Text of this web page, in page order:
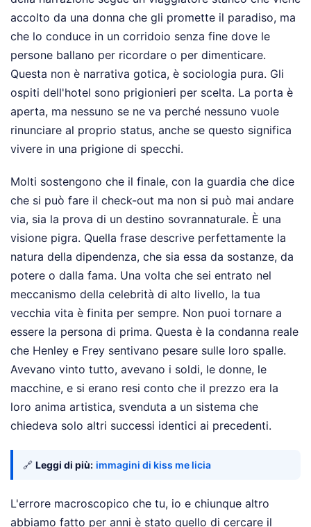
accolto da una donna che gli promette il paradiso, ma
che lo conduce in un corridoio senza fine dove le
persone ballano per ricordare o per dimenticare.
Questa non è narrativa gotica, è sociologia pura. Gli
ospiti dell'hotel sono prigionieri per scelta. La porta è
aperta, ma nessuno se ne va perché nessuno vuole
rinunciare al proprio status, anche se questo significa
vivere in una prigione di specchi.
Molti sostengono che il finale, con la guardia che dice
che si può fare il check-out ma non si può mai andare
via, sia la prova di un destino sovrannaturale. È una
visione pigra. Quella frase descrive perfettamente la
natura della dipendenza, che sia essa da sostanze, da
potere o dalla fama. Una volta che sei entrato nel
meccanismo della celebrità di alto livello, la tua
vecchia vita è finita per sempre. Non puoi tornare a
essere la persona di prima. Questa è la condanna reale
che Henley e Frey sentivano pesare sulle loro spalle.
Avevano vinto tutto, avevano i soldi, le donne, le
macchine, e si erano resi conto che il prezzo era la
loro anima artistica, svenduta a un sistema che
chiedeva solo altri successi identici ai precedenti.
🔗 Leggi di più: immagini di kiss me licia
L'errore macroscopico che tu, io e chiunque altro
abbiamo fatto per anni è stato quello di cercare il